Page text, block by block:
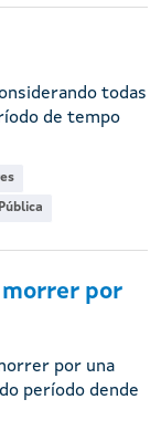
todas
de tempo
morrer por
por una
período dende